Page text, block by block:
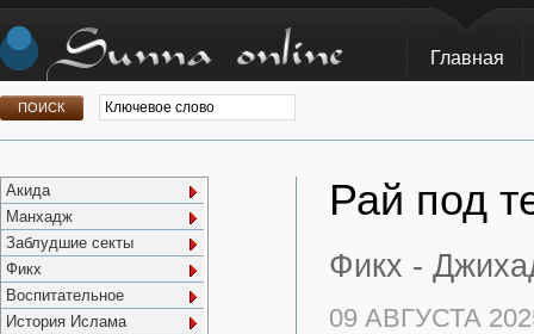
Главная
Акида
Манхадж
Заблудшие секты
Фикх
Воспитательное
История Ислама
Рай под
Фикх -
09 АВГУСТА